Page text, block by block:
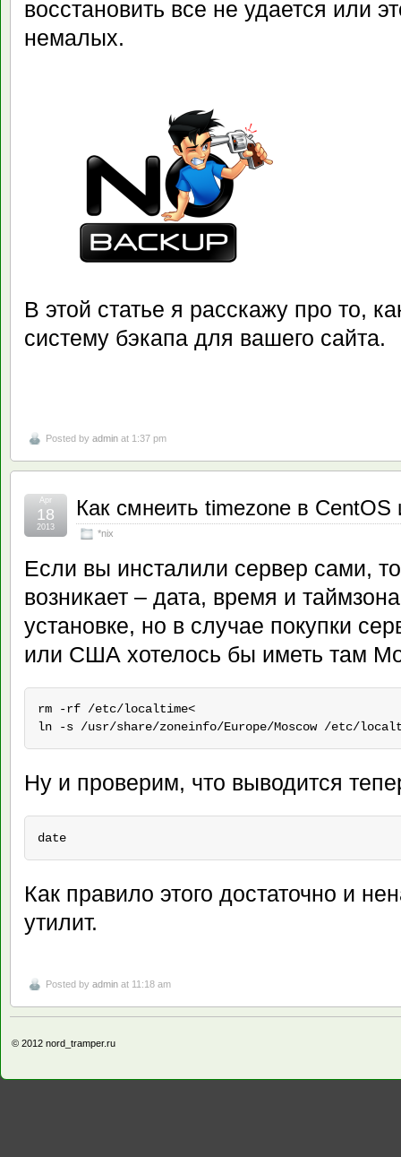
восстановить все не удается или
немалых.
В этой статье я расскажу про то,
систему бэкапа для вашего сайта.
Posted by admin at 1:37 pm
Как смнеить timezone в
*nix
Apr
18
2013
Если вы инсталили сервер сами,
возникает – дата, время и
установке, но в случае покупки
или США хотелось бы иметь там
rm -rf /etc/localtime<
ln -s /usr/share/zoneinfo/Europe/Moscow /etc/
Ну и проверим, что выводится
date
Как правило этого достаточно и
утилит.
Posted by admin at 11:18 am
© 2012 nord_tramper.ru